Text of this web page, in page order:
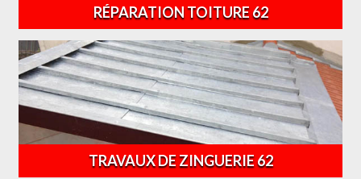
RÉPARATION TOITURE 62
TRAVAUX DE ZINGUERIE 62